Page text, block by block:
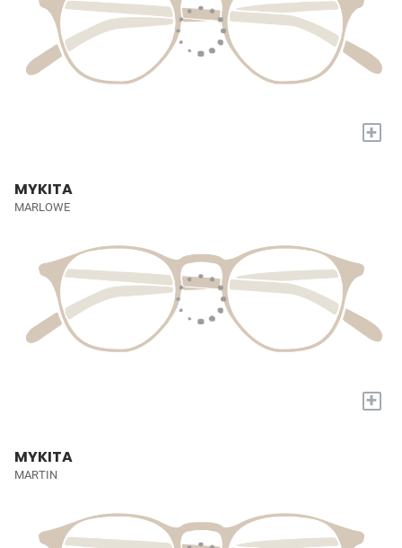
+
MYKITA
MARLOWE
+
MYKITA
MARTIN